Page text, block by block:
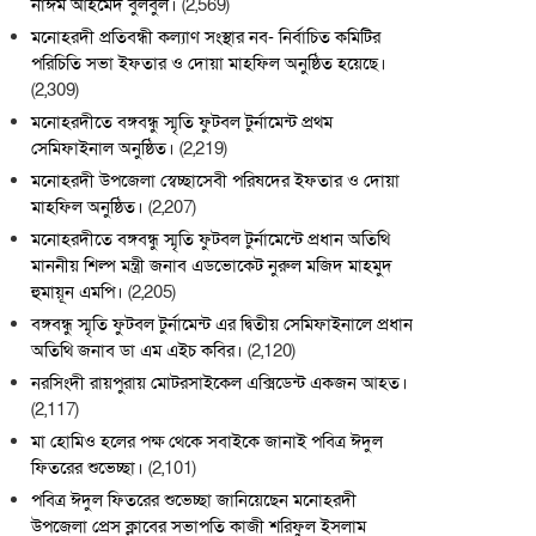
মনোহরদী প্রতিবন্ধী কল্যাণ সংস্থার নব- নির্বাচিত কমিটির
পরিচিতি সভা ইফতার ও দোয়া মাহফিল অনুষ্ঠিত হয়েছে।
(2,309)
মনোহরদীতে বঙ্গবন্ধু স্মৃতি ফুটবল টুর্নামেন্ট প্রথম
সেমিফাইনাল অনুষ্ঠিত। (2,219)
মনোহরদী উপজেলা স্বেচ্ছাসেবী পরিষদের ইফতার ও দোয়া
মাহফিল অনুষ্ঠিত। (2,207)
মনোহরদীতে বঙ্গবন্ধু স্মৃতি ফুটবল টুর্নামেন্টে প্রধান অতিথি
মাননীয় শিল্প মন্ত্রী জনাব এডভোকেট নুরুল মজিদ মাহমুদ
হুমায়ূন এমপি। (2,205)
বঙ্গবন্ধু স্মৃতি ফুটবল টুর্নামেন্ট এর দ্বিতীয় সেমিফাইনালে প্রধান
অতিথি জনাব ডা এম এইচ কবির। (2,120)
নরসিংদী রায়পুরায় মোটরসাইকেল এক্সিডেন্ট একজন আহত।
(2,117)
মা হোমিও হলের পক্ষ থেকে সবাইকে জানাই পবিত্র ঈদুল
ফিতরের শুভেচ্ছা। (2,101)
পবিত্র ঈদুল ফিতরের শুভেচ্ছা জানিয়েছেন মনোহরদী
উপজেলা প্রেস ক্লাবের সভাপতি কাজী শরিফুল ইসলাম